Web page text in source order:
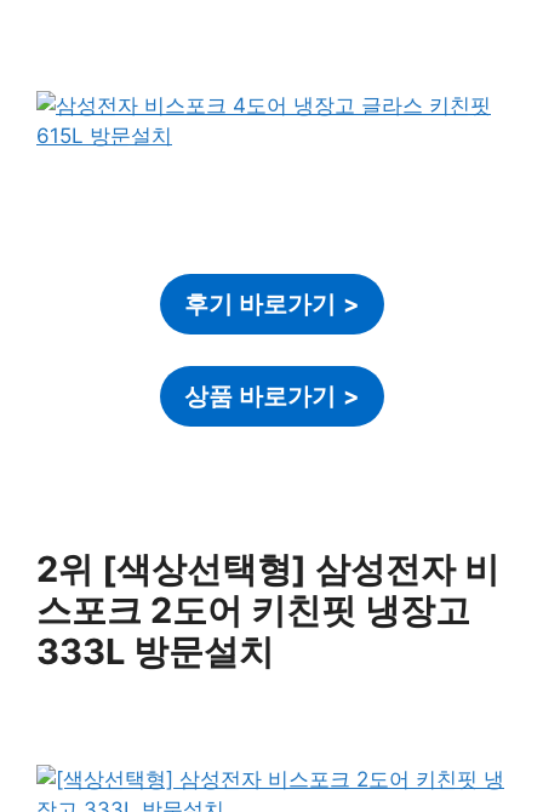
후기 바로가기 >
상품 바로가기 >
2위 [색상선택형] 삼성전자 비
스포크 2도어 키친핏 냉장고
333L 방문설치